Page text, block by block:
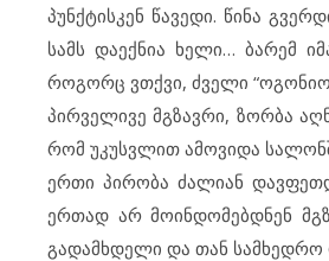
პუნქტისკენ წავედი. წინა
სამს დაექნია ხელი… ბარემ
როგორც ვთქვი, ძველი
პირველივე მგზავრი, ზორბა
რომ უკუსვლით ამოვიდა
ერთი პირობა ძალიან
ერთად არ მოინდომებდნენ
გადამხდელი და თან სამხედრო